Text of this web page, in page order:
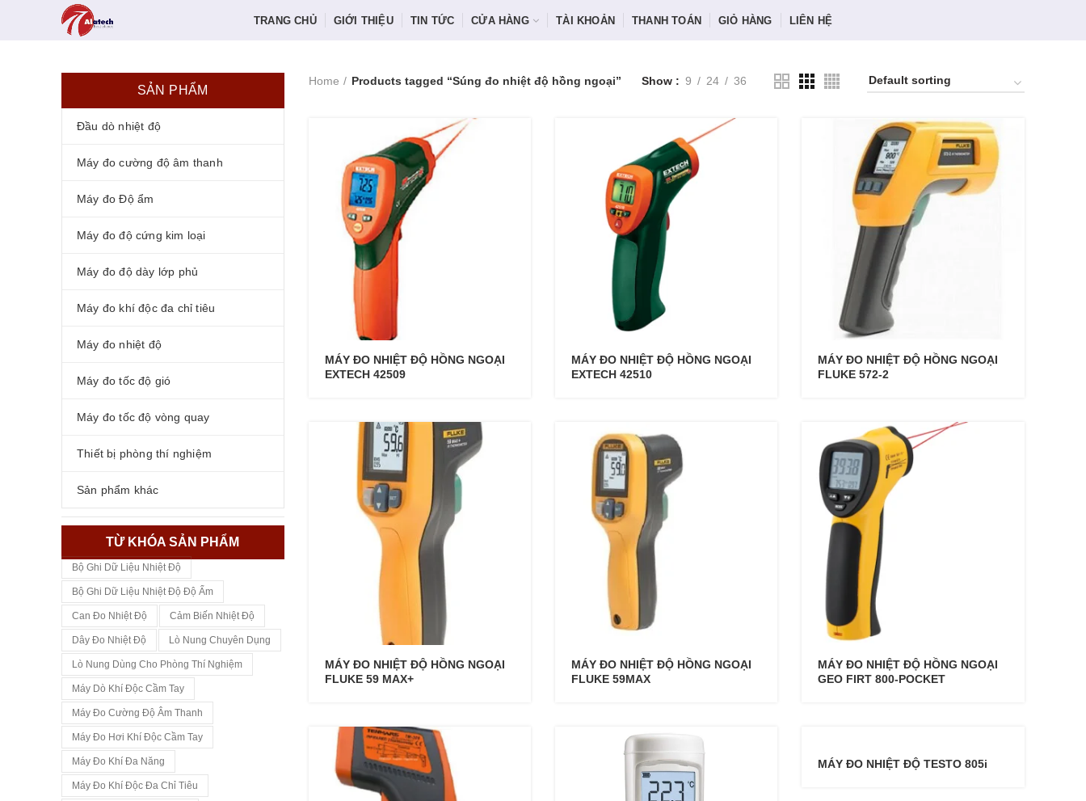
TRANG CHỦ GIỚI THIỆU TIN TỨC CỬA HÀNG TÀI KHOẢN THANH TOÁN GIỎ HÀNG LIÊN HỆ
Home Products tagged “Súng đo nhiệt độ hồng ngoại” Show 9 24 36
MÁY ĐO NHIỆT ĐỘ HỒNG NGOẠI
EXTECH 42509
MÁY ĐO NHIỆT ĐỘ HỒNG NGOẠI
EXTECH 42510
MÁY ĐO NHIỆT ĐỘ HỒNG NGOẠI
FLUKE 572-2
MÁY ĐO NHIỆT ĐỘ HỒNG NGOẠI
FLUKE 59 MAX+
MÁY ĐO NHIỆT ĐỘ HỒNG NGOẠI
FLUKE 59MAX
MÁY ĐO NHIỆT ĐỘ HỒNG NGOẠI
GEO FIRT 800-POCKET
MÁY ĐO NHIỆT ĐỘ TESTO 805i
SẢN PHẨM
Đầu dò nhiệt độ
Máy đo cường độ âm thanh
Máy đo Độ ẩm
Máy đo độ cứng kim loại
Máy đo độ dày lớp phủ
Máy đo khí độc đa chỉ tiêu
Máy đo nhiệt độ
Máy đo tốc độ gió
Máy đo tốc độ vòng quay
Thiết bị phòng thí nghiệm
Sản phẩm khác
TỪ KHÓA SẢN PHẨM
Bộ Ghi Dữ Liệu Nhiệt Độ
Bộ Ghi Dữ Liệu Nhiệt Độ Độ Ẩm
Can Đo Nhiệt Độ Cảm Biến Nhiệt Độ
Dây Đo Nhiệt Độ Lò Nung Chuyên Dụng
Lò Nung Dùng Cho Phòng Thí Nghiệm
Máy Dò Khí Độc Cầm Tay
Máy Đo Cường Độ Âm Thanh
Máy Đo Hơi Khí Độc Cầm Tay
Máy Đo Khí Đa Năng
Máy Đo Khí Độc Đa Chỉ Tiêu